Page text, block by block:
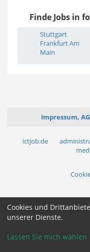
Finde Jobs in
Stuttgart
Frankfurt Am
Main
Impressum,
ictjob.de
Cookies und
unserer Dienste.
Lassen Sie mich wählen